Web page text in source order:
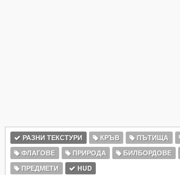
РАЗНИ ТЕКСТУРИ КРЪВ ПЪТИЩА
ФЛАГОВЕ
ПРИРОДА БИЛБОРДОВЕ
ПРЕДМЕТИ
HUD